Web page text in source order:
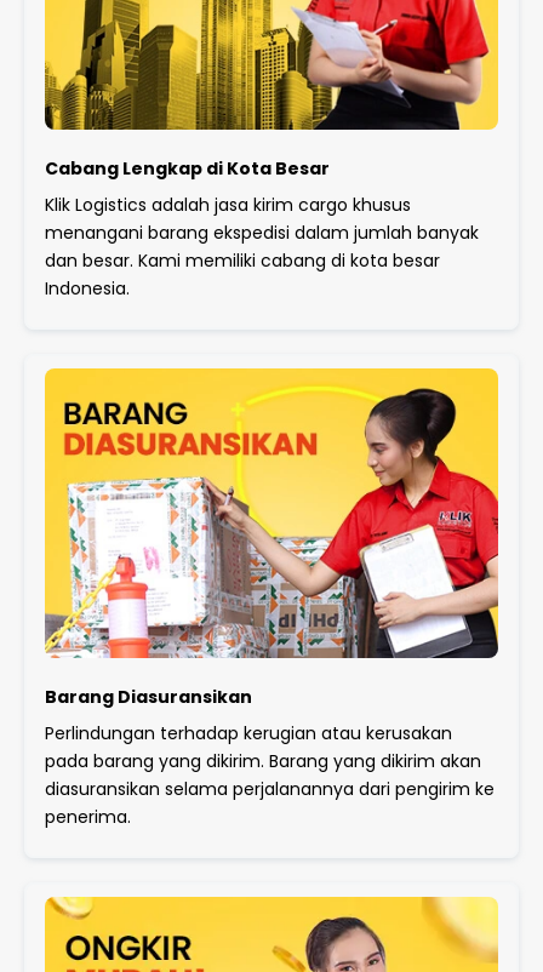
Cabang Lengkap di Kota Besar
Klik Logistics adalah jasa kirim cargo khusus
menangani barang ekspedisi dalam jumlah banyak
dan besar. Kami memiliki cabang di kota besar
Indonesia.
Barang Diasuransikan
Perlindungan terhadap kerugian atau kerusakan
pada barang yang dikirim. Barang yang dikirim akan
diasuransikan selama perjalanannya dari pengirim ke
penerima.